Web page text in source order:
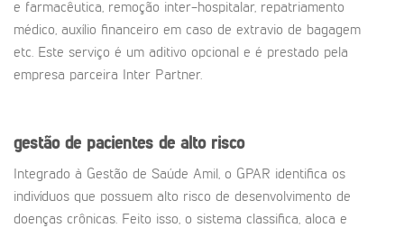
e farmacêutica, remoção inter-hospitalar, repatriamento
médico, auxílio financeiro em caso de extravio de bagagem
etc. Este serviço é um aditivo opcional e é prestado pela
empresa parceira Inter Partner.
gestão de pacientes de alto risco
Integrado à Gestão de Saúde Amil, o GPAR identifica os
indivíduos que possuem alto risco de desenvolvimento de
doenças crônicas. Feito isso, o sistema classifica, aloca e